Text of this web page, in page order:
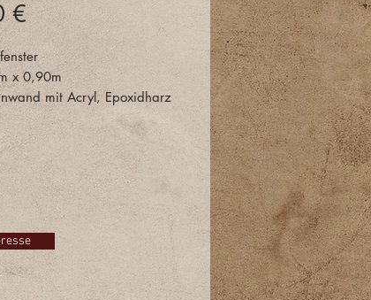
€Preis
x 0,90m
mit Acryl, Epoxidharz
dieses Bildes?
den Button und schreiben
eine E-Mail!